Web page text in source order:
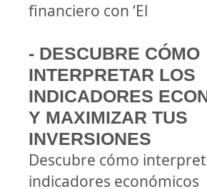
financiero con ‘El
- DESCUBRE CÓMO
INTERPRETAR LOS
INDICADORES
Y MAXIMIZAR TUS
INVERSIONES
Descubre cómo
indicadores económicos